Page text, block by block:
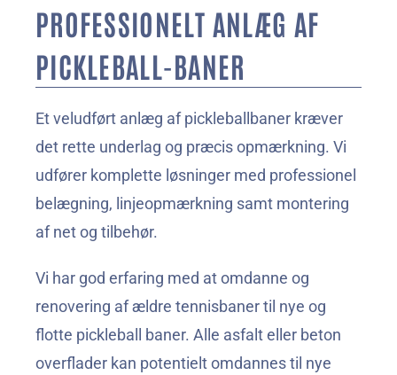
PROFESSIONELT ANLÆG AF
PICKLEBALL-BANER
Et veludført anlæg af pickleballbaner kræver
det rette underlag og præcis opmærkning. Vi
udfører komplette løsninger med professionel
belægning, linjeopmærkning samt montering
af net og tilbehør.
Vi har god erfaring med at omdanne og
renovering af ældre tennisbaner til nye og
flotte pickleball baner. Alle asfalt eller beton
overflader kan potentielt omdannes til nye